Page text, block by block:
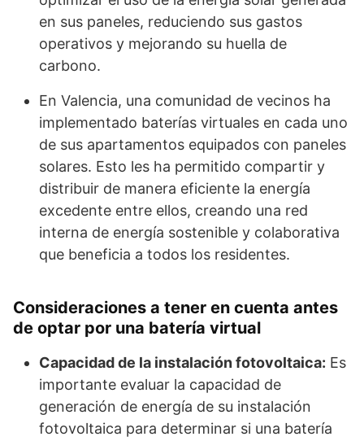
en sus paneles, reduciendo sus gastos
operativos y mejorando su huella de
carbono.
En Valencia, una comunidad de vecinos ha
implementado baterías virtuales en cada uno
de sus apartamentos equipados con paneles
solares. Esto les ha permitido compartir y
distribuir de manera eficiente la energía
excedente entre ellos, creando una red
interna de energía sostenible y colaborativa
que beneficia a todos los residentes.
Consideraciones a tener en cuenta antes
de optar por una batería virtual
Capacidad de la instalación fotovoltaica: Es
importante evaluar la capacidad de
generación de energía de su instalación
fotovoltaica para determinar si una batería